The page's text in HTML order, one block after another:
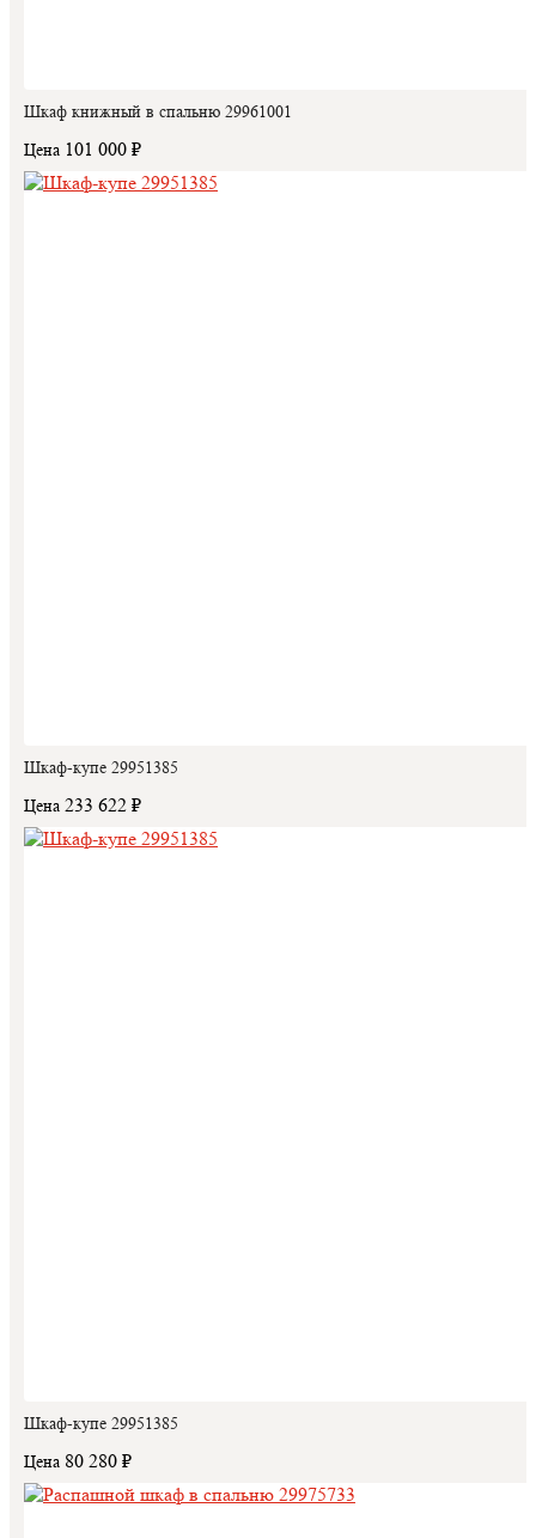
Шкаф книжный в спальню 29961001
Цена 101 000 ₽
Шкаф-купе 29951385
Цена 233 622 ₽
Шкаф-купе 29951385
Цена 80 280 ₽